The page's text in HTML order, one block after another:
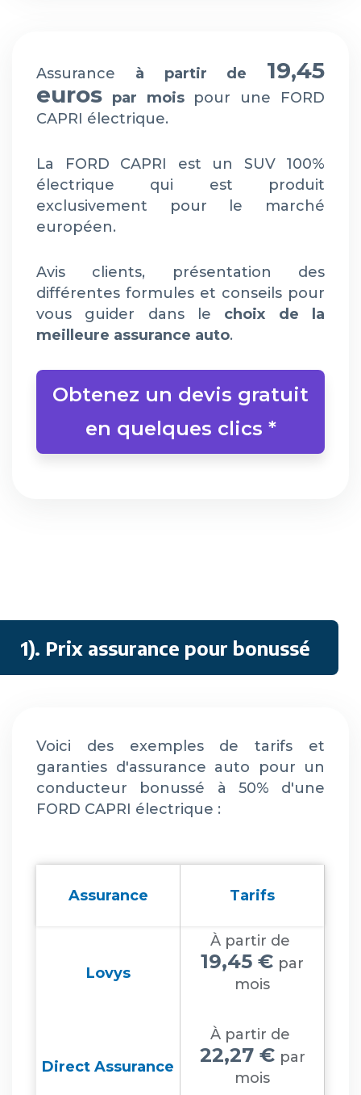
Assurance à partir de 19,45
euros par moispour une FORD
CAPRI électrique.
La FORD CAPRI est un SUV 100%
électrique qui est produit
exclusivement pour le marché
européen.
Avis clients, présentation des
différentes formules et conseils pour
vous guider dans le choix de la
meilleure assurance auto.
Obtenez un devis gratuit
en quelques clics *
1). Prix assurance pour bonussé
Voici des exemples de tarifs et
garanties d'assurance auto pour un
conducteur bonussé à 50% d'une
FORD CAPRI électrique :
Assurance Tarifs
Lovys
À partir de
19,45 € par
mois
Direct Assurance
À partir de
22,27 € par
mois